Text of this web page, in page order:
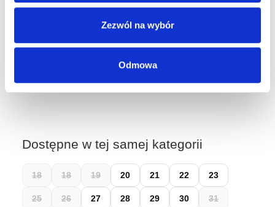
Zezwól na wybór
Odmowa
Łatwy zwrot do 14 dni przezWygodne Zwroty
Dostępne w tej samej kategorii
18 18 19 20 21 22 23
25 26 27 28 29 30 31